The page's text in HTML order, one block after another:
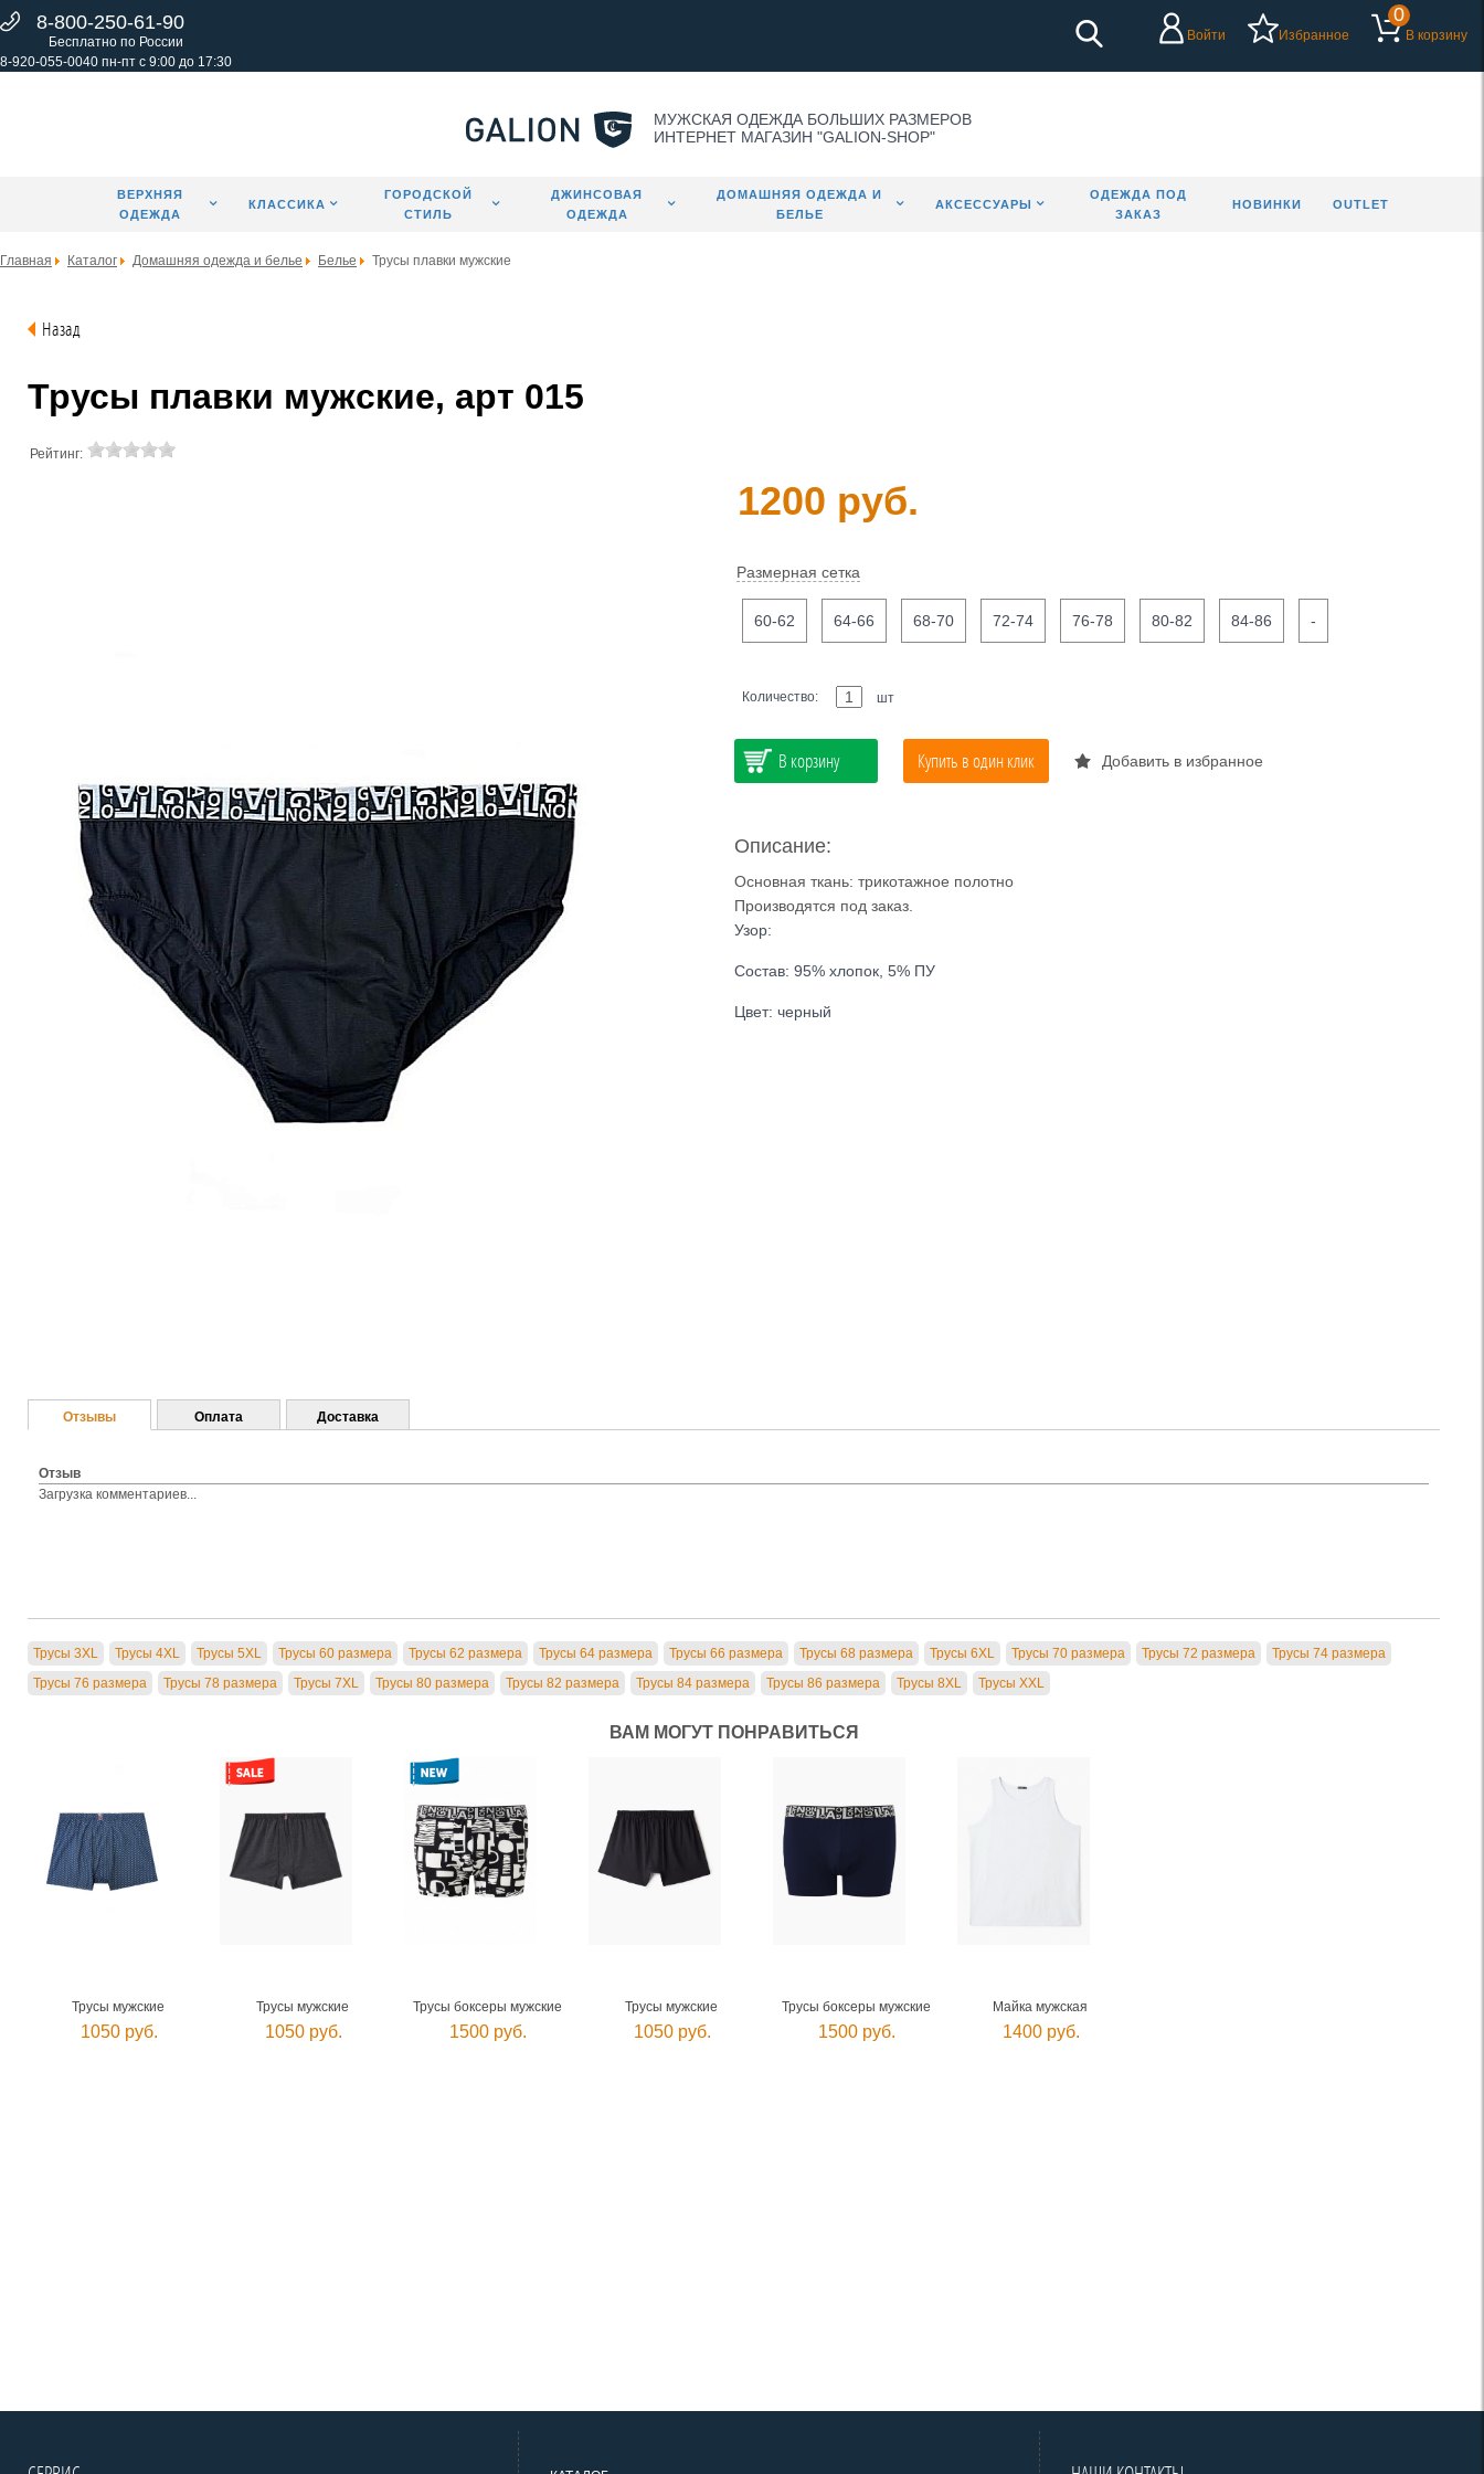
8-800-250-61-90
Бесплатно по России
8-920-055-0040 пн-пт с 9:00 до 17:30
Войти Избранное
0
В корзину
МУЖСКАЯ ОДЕЖДА БОЛЬШИХ РАЗМЕРОВ
ИНТЕРНЕТ МАГАЗИН "GALION-SHOP"
ВЕРХНЯЯ
ОДЕЖДА
КЛАССИКА
ГОРОДСКОЙ
СТИЛЬ
ДЖИНСОВАЯ
ОДЕЖДА
ДОМАШНЯЯ ОДЕЖДА И
БЕЛЬЕ
АКСЕССУАРЫ
ОДЕЖДА ПОД
ЗАКАЗ
НОВИНКИ OUTLET
Главная Каталог Домашняя одежда и белье Белье Трусы плавки мужские
Назад
Трусы плавки мужские, арт 015
Рейтинг:
1200 руб.
Размерная сетка
60-62 64-66 68-70 72-74 76-78 80-82 84-86 -
Количество: шт
В корзину Купить в один клик Добавить в избранное
Описание:
Основная ткань: трикотажное полотно
Производятся под заказ.
Узор:
Состав: 95% хлопок, 5% ПУ
Цвет: черный
Отзывы
Отзыв
Загрузка комментариев...
Оплата Доставка
Трусы 3XL Трусы 4XL Трусы 5XL Трусы 60 размера Трусы 62 размера Трусы 64 размера Трусы 66 размера Трусы 68 размера Трусы 6XL Трусы 70 размера Трусы 72 размера
Трусы 74 размера
Трусы 76 размера
Трусы 78 размера Трусы 7XL Трусы 80 размера Трусы 82 размера Трусы 84 размера Трусы 86 размера Трусы 8XL Трусы XXL
ВАМ МОГУТ ПОНРАВИТЬСЯ
Трусы мужские
1050 руб.
Трусы мужские
1050 руб.
Трусы боксеры мужские
1500 руб.
Трусы мужские
1050 руб.
Трусы боксеры мужские
1500 руб.
Майка мужская
1400 руб.